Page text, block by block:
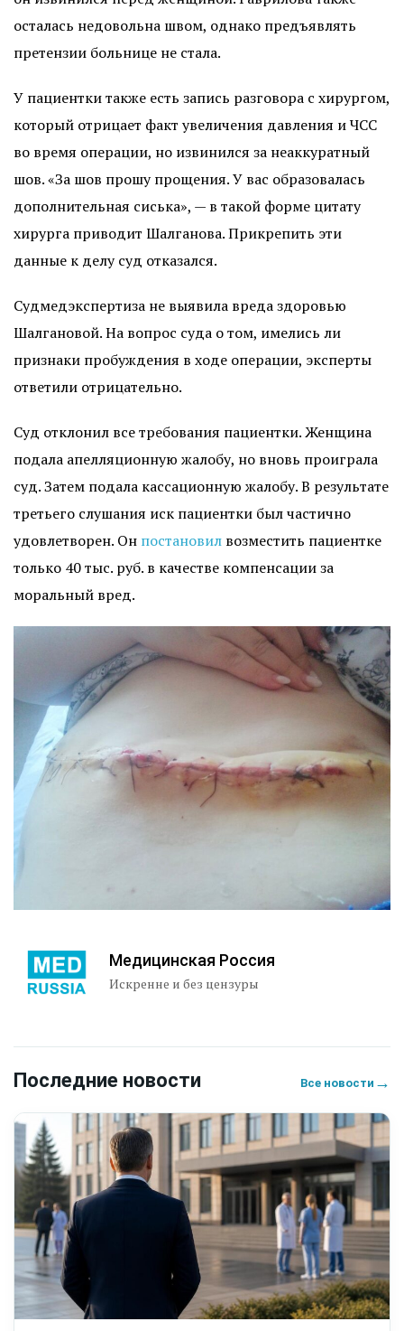
осталась недовольна швом, однако предъявлять
претензии больнице не стала.
У пациентки также есть запись разговора с хирургом,
который отрицает факт увеличения давления и ЧСС
во время операции, но извинился за неаккуратный
шов. «За шов прошу прощения. У вас образовалась
дополнительная сиська», — в такой форме цитату
хирурга приводит Шалганова. Прикрепить эти
данные к делу суд отказался.
Судмедэкспертиза не выявила вреда здоровью
Шалгановой. На вопрос суда о том, имелись ли
признаки пробуждения в ходе операции, эксперты
ответили отрицательно.
Суд отклонил все требования пациентки. Женщина
подала апелляционную жалобу, но вновь проиграла
суд. Затем подала кассационную жалобу. В результате
третьего слушания иск пациентки был частично
удовлетворен. Он постановил возместить пациентке
только 40 тыс. руб. в качестве компенсации за
моральный вред.
Медицинская Россия
Искренне и без цензуры
Последние новости Все новости →